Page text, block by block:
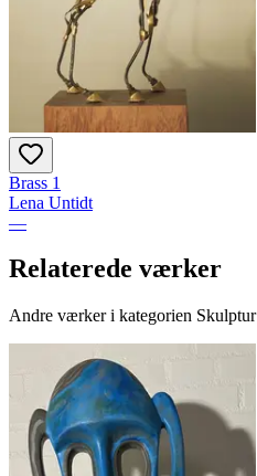
Brass 1
Lena Untidt
—
Relaterede værker
Andre værker i kategorien Skulptur